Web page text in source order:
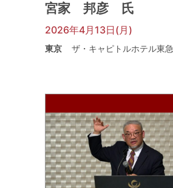
宮家 邦彦 氏
2026年4月13日(月)
東京 ザ・キャピトルホテル東急